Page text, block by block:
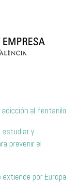
adicción al fentanilo
estudiar y
prevenir el
extiende por Europa